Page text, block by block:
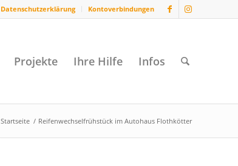
Datenschutzerklärung Kontoverbindungen
Projekte Ihre Hilfe Infos
Startseite / Reifenwechselfrühstück im Autohaus Flothkötter